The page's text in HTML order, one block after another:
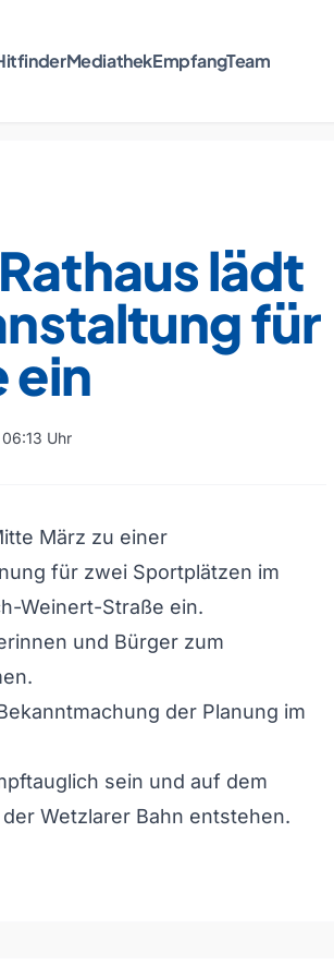
MediathekEmpfangTeam
lädt
für
ein
Uhr
März zu einer
für zwei Sportplätzen im
Weinert-Straße ein.
und Bürger zum
der Planung im
sein und auf dem
Wetzlarer Bahn entstehen.